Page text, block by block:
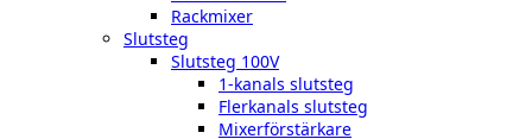
Rackmixer
Slutsteg
Slutsteg 100V
1-kanals slutsteg
Flerkanals slutsteg
Mixerförstärkare